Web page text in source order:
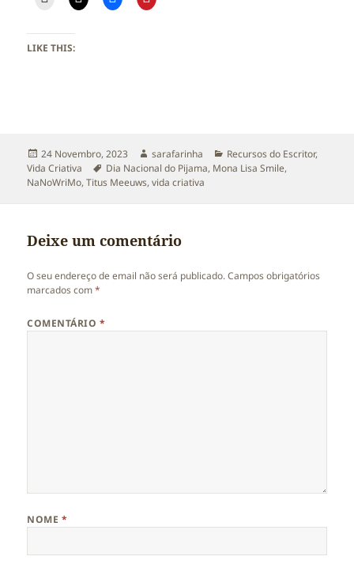
LIKE THIS:
Publicado
a
24 Novembro, 2023 Autor
sarafarinha Categorias
Recursos do Escritor,
Vida Criativa
Etiquetas
Dia Nacional do Pijama, Mona Lisa Smile,
NaNoWriMo,Titus Meeuws,vida criativa
Deixe um comentário
O seu endereço de email não será publicado. Campos obrigatórios
marcados com*
COMENTÁRIO *
NOME *